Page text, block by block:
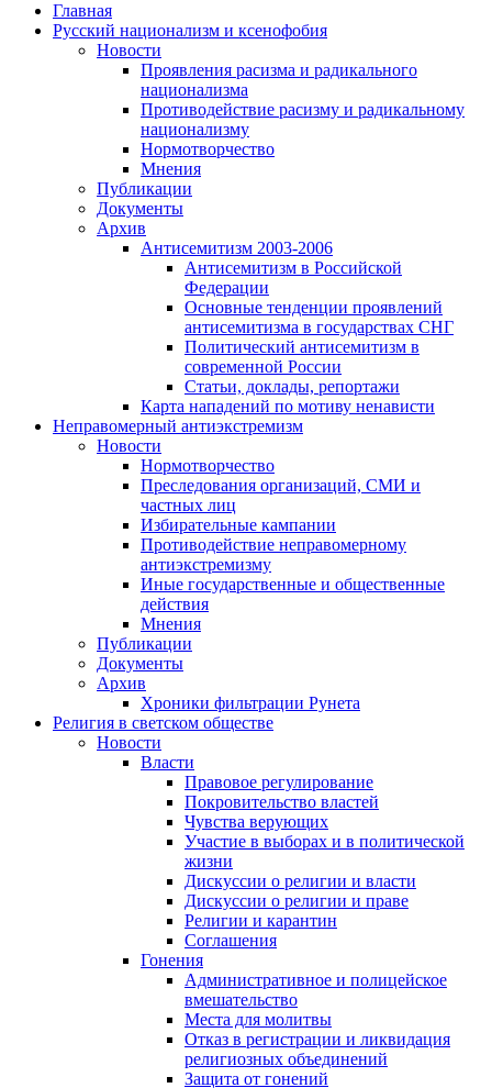
Главная
Русский национализм и ксенофобия
Новости
Проявления расизма и радикального
национализма
Противодействие расизму и радикальному
национализму
Нормотворчество
Мнения
Публикации
Документы
Архив
Антисемитизм 2003-2006
Антисемитизм в Российской
Федерации
Основные тенденции проявлений
антисемитизма в государствах СНГ
Политический антисемитизм в
современной России
Статьи, доклады, репортажи
Карта нападений по мотиву ненависти
Неправомерный антиэкстремизм
Новости
Нормотворчество
Преследования организаций, СМИ и
частных лиц
Избирательные кампании
Противодействие неправомерному
антиэкстремизму
Иные государственные и общественные
действия
Мнения
Публикации
Документы
Архив
Хроники фильтрации Рунета
Религия в светском обществе
Новости
Власти
Правовое регулирование
Покровительство властей
Чувства верующих
Участие в выборах и в политической
жизни
Дискуссии о религии и власти
Дискуссии о религии и праве
Религии и карантин
Соглашения
Гонения
Административное и полицейское
вмешательство
Места для молитвы
Отказ в регистрации и ликвидация
религиозных объединений
Защита от гонений